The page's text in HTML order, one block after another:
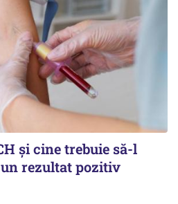
și cine trebuie să-l
rezultat pozitiv